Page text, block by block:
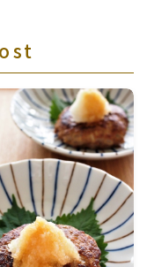
ン・かぼち
レタス・小松
・そら豆・え
菜・セロリ・